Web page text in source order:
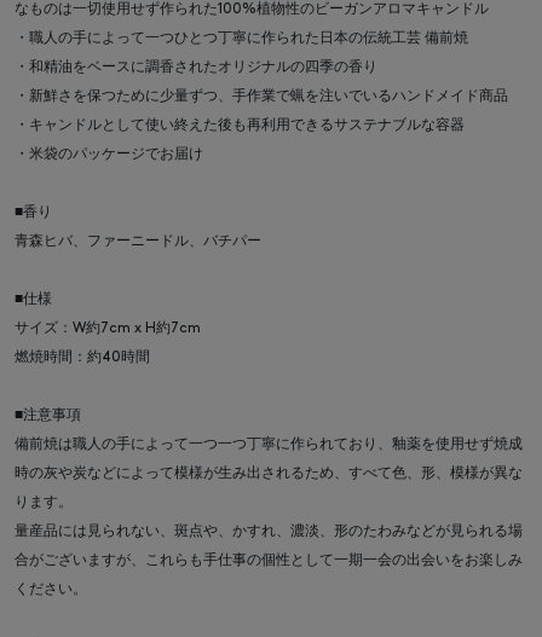
なものは一切使用せず作られた100%植物性のビーガンアロマキャンドル
・職人の手によって一つひとつ丁寧に作られた日本の伝統工芸 備前焼
・和精油をベースに調香されたオリジナルの四季の香り
・新鮮さを保つために少量ずつ、手作業で蝋を注いでいるハンドメイド商品
・キャンドルとして使い終えた後も再利用できるサステナブルな容器
・米袋のパッケージでお届け
■香り
青森ヒバ、ファーニードル、バチパー
■仕様
サイズ：W約7cm x H約7cm
燃焼時間：約40時間
■注意事項
備前焼は職人の手によって一つ一つ丁寧に作られており、釉薬を使用せず焼成
時の灰や炭などによって模様が生み出されるため、すべて色、形、模様が異な
ります。
量産品には見られない、斑点や、かすれ、濃淡、形のたわみなどが見られる場
合がございますが、これらも手仕事の個性として一期一会の出会いをお楽しみ
ください。